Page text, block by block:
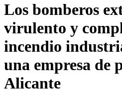
Los bomberos
virulento y
incendio
una empresa de
Alicante